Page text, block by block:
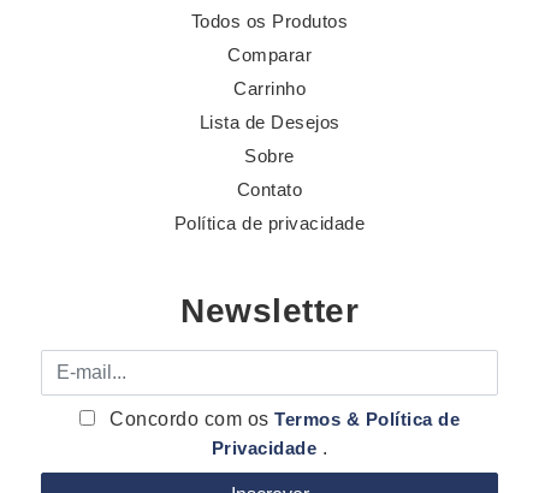
Todos os Produtos
Comparar
Carrinho
Lista de Desejos
Sobre
Contato
Política de privacidade
Newsletter
E-mail
Concordo com osTermos & Política de
Privacidade .